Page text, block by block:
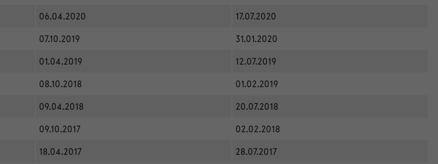
06.04.2020
17.07.2020
07.10.2019
31.01.2020
01.04.2019
12.07.2019
08.10.2018
01.02.2019
09.04.2018
20.07.2018
09.10.2017
02.02.2018
18.04.2017
28.07.2017